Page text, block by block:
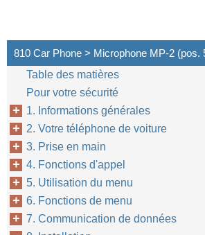
810 Car Phone > Microphone MP-2 (pos.
Table des matières
Pour votre sécurité
1. Informations générales
2. Votre téléphone de voiture
3. Prise en main
4. Fonctions d'appel
5. Utilisation du menu
6. Fonctions de menu
7. Communication de données